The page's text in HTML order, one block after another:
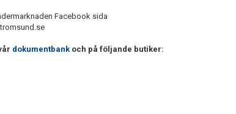
Facebook sida
dokumentbankoch på följande butiker: